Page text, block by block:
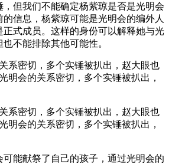
但我们不能确定杨紫琼是否是光明会
信息，杨紫琼可能是光明会的编外人
正式成员。这样的身份可以解释她与光
不能排除其他可能性。
能献祭了自己的孩子，通过光明会的